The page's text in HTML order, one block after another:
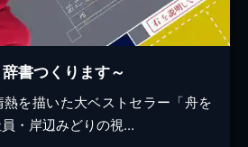
書つくります～
を描いた大ベストセラー「舟を
・岸辺みどりの視...